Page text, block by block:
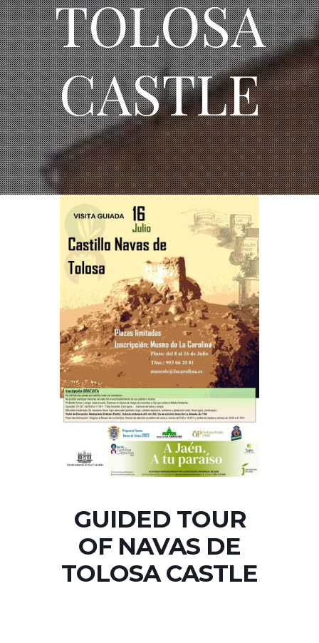
TOLOSA
CASTLE
GUIDED TOUR
OF NAVAS DE
TOLOSA CASTLE